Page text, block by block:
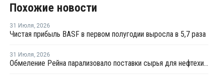
Похожие новости
31 Июля, 2026
Чистая прибыль BASF в первом полугодии выросла в 5,7 раза
31 Июля, 2026
Обмеление Рейна парализовало поставки сырья для нефтехимии Германии